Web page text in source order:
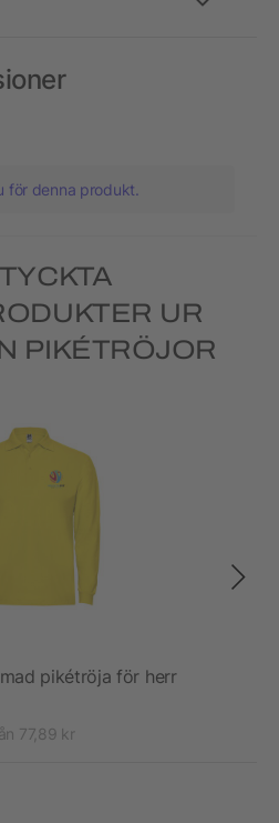
för denna produkt.
UR
PIKÉTRÖJOR
pikétröja för herr
77,89 kr